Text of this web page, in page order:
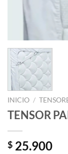
INICIO /
TENSOR
$ 25.900